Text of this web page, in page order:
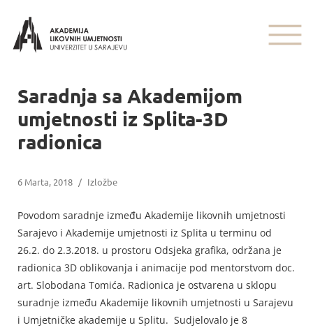
Saradnja sa Akademijom
umjetnosti iz Splita-3D
radionica
6 Marta, 2018 / Izložbe
Povodom saradnje između Akademije likovnih umjetnosti
Sarajevo i Akademije umjetnosti iz Splita u terminu od
26.2. do 2.3.2018. u prostoru Odsjeka grafika, održana je
radionica 3D oblikovanja i animacije pod mentorstvom doc.
art. Slobodana Tomića. Radionica je ostvarena u sklopu
suradnje između Akademije likovnih umjetnosti u Sarajevu
i Umjetničke akademije u Splitu. Sudjelovalo je 8